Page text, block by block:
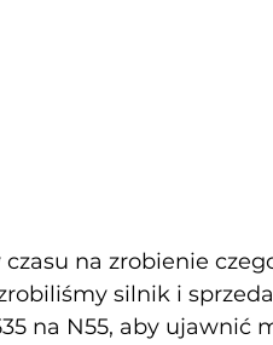
na zrobienie
silnik i
na N55, aby ujawnić